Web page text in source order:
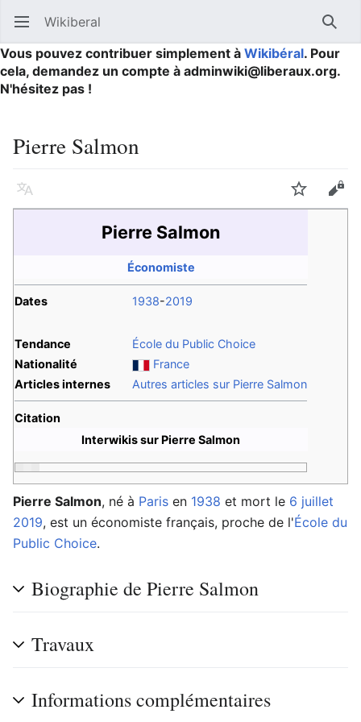
Ouvrir le menu principal Wikiberal
Vous pouvez contribuer simplement à Wikibéral. Pour
cela, demandez un compte à adminwiki@liberaux.org.
N'hésitez pas !
Pierre Salmon
Langue Suivre
Pierre Salmon
Économiste
Dates 1938-2019
Tendance
École du Public Choice
Nationalité
France
Articles internes
Autres articles sur Pierre Salmon
Citation
Interwikis sur Pierre Salmon
Pierre Salmon, né à Paris en 1938 et mort le 6 juillet
2019, est un économiste français, proche de l'École du
Public Choice.
Biographie de Pierre Salmon
Travaux
Informations complémentaires